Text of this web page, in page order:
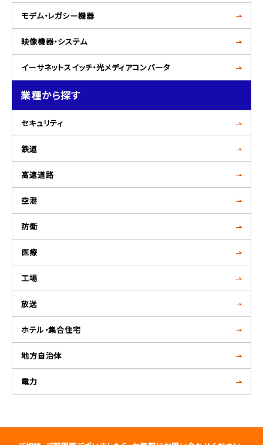
モデム・レガシー機器
映像機器・システム
イーサネットスイッチ・光メディアコンバータ
業種から探す
セキュリティ
鉄道
高速道路
空港
防衛
医療
工場
放送
ホテル・集合住宅
地方自治体
電力